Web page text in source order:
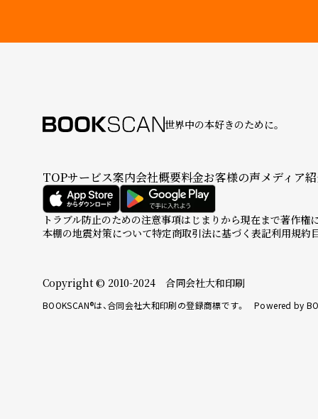
世界中の本好きのために。
TOPサービス案内会社概要料金お客様の声メディア
トラブル防止のための注意事項はじまりから現在まで著作権
本棚の地震対策について特定商取引法に基づく表記利用規約
Copyright © 2010-2024 合同会社大和印刷
BOOKSCAN®は、合同会社大和印刷の登録商標です。 Powered by